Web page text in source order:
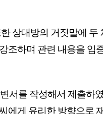
상대방의 거짓말에 두
조하며 관련 내용을 입
서를 작성해서 제출하
에게 유리한 방향으로